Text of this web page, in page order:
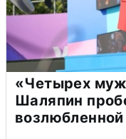
«Четырех
Шаляпин
возлюбленной